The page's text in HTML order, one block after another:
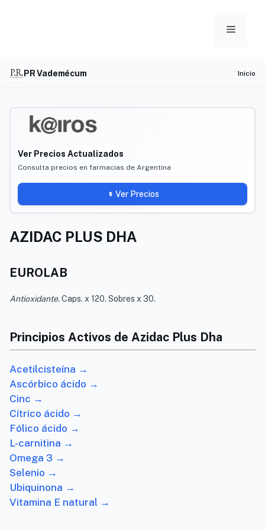
Menu
PR Vademécum Inicio
Ver Precios Actualizados
Consulta precios en farmacias de Argentina
Ver Precios
AZIDAC PLUS DHA
EUROLAB
Antioxidante.Caps. x 120. Sobres x 30.
Principios Activos de Azidac Plus Dha
Acetilcisteína →
Ascórbico ácido →
Cinc →
Cítrico ácido →
Fólico ácido →
L-carnitina →
Omega 3 →
Selenio →
Ubiquinona →
Vitamina E natural →